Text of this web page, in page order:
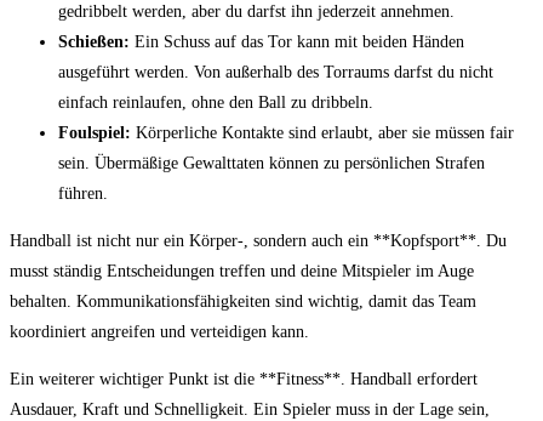
gedribbelt werden,⁢ aber du ‍darfst ihn jederzeit annehmen.
Schießen: Ein Schuss auf das Tor kann mit beiden Händen
⁣ausgeführt werden. Von außerhalb ‌des Torraums darfst du nicht
einfach reinlaufen, ohne den Ball zu dribbeln.
Foulspiel: Körperliche Kontakte sind⁣ erlaubt, aber sie müssen ‌fair
sein. Übermäßige Gewalttaten können zu persönlichen Strafen
führen.
Handball ist nicht nur ein Körper-, ⁢sondern auch ein ‌**Kopfsport**. ⁣Du
musst ständig Entscheidungen treffen und deine Mitspieler‍ im Auge
behalten. Kommunikationsfähigkeiten⁤ sind wichtig, damit das Team
koordiniert angreifen⁤ und verteidigen kann.
Ein weiterer‌ wichtiger Punkt ist​ die ⁣**Fitness**. Handball erfordert
Ausdauer, ‍Kraft und Schnelligkeit. Ein Spieler muss in‌ der Lage ‌sein,